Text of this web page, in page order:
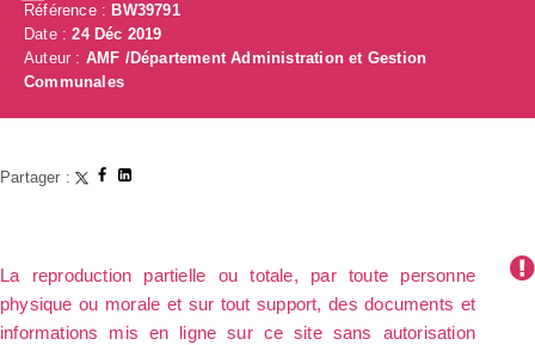
Référence : BW39791
Date :24 Déc 2019
Auteur : AMF /Département Administration et Gestion
Communales
Partager :
La reproduction partielle ou totale, par toute personne
physique ou morale et sur tout support, des documents et
informations mis en ligne sur ce site sans autorisation